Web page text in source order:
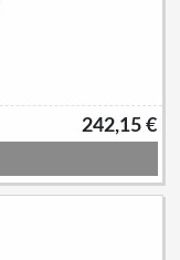
242,15 €